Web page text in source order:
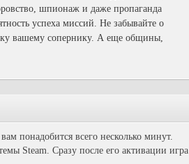
шпионаж и даже пропаганда
успеха миссий. Не забывайте о
вашему сопернику. А еще общины,
понадобится всего несколько минут.
Steam. Сразу после его активации игра